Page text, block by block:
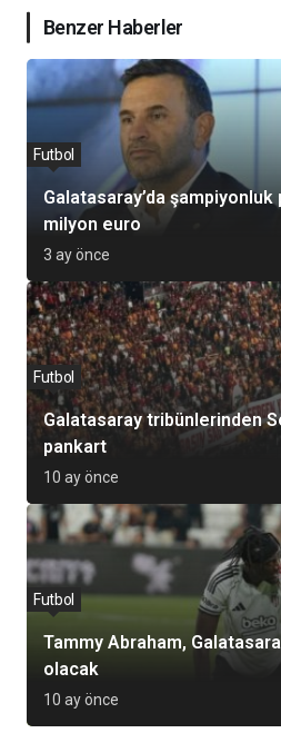
Benzer Haberler
Galatasaray’da
milyon euro
Futbol
3 ay önce
Galatasaray tribünlerinden
pankart
Futbol
10 ay önce
Tammy Abraham,
olacak
Futbol
10 ay önce